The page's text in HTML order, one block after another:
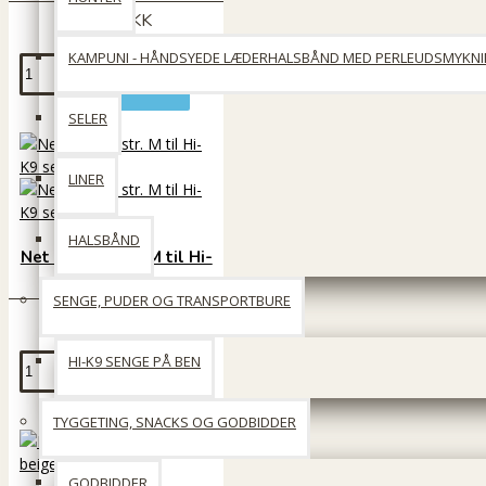
KAMPUNI - HÅNDSYEDE LÆDERHALSBÅND MED
SELER
LINER
HALSBÅND
SENGE, PUDER OG TRANSPORTBURE
HI-K9 SENGE PÅ BEN
TYGGETING, SNACKS OG GODBIDDER
769 DKK
Net betræk str. M til Hi-
Læg i kurv